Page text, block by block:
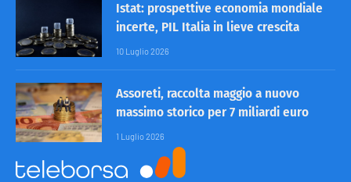
Istat: prospettive economia mondiale
incerte, PIL Italia in lieve crescita
10 Luglio 2026
Assoreti, raccolta maggio a nuovo
massimo storico per 7 miliardi euro
1 Luglio 2026